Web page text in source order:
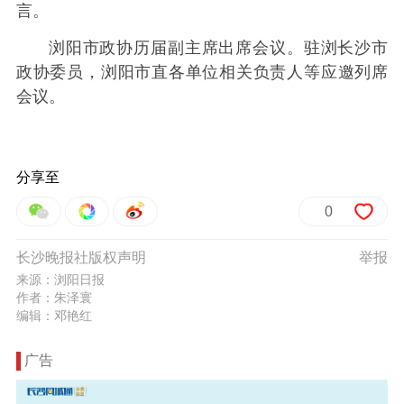
言。
浏阳市政协历届副主席出席会议。驻浏长沙市
政协委员，浏阳市直各单位相关负责人等应邀列席
会议。
分享至
0
举报
长沙晚报社版权声明
来源：浏阳日报
作者：朱泽寰
编辑：邓艳红
广告